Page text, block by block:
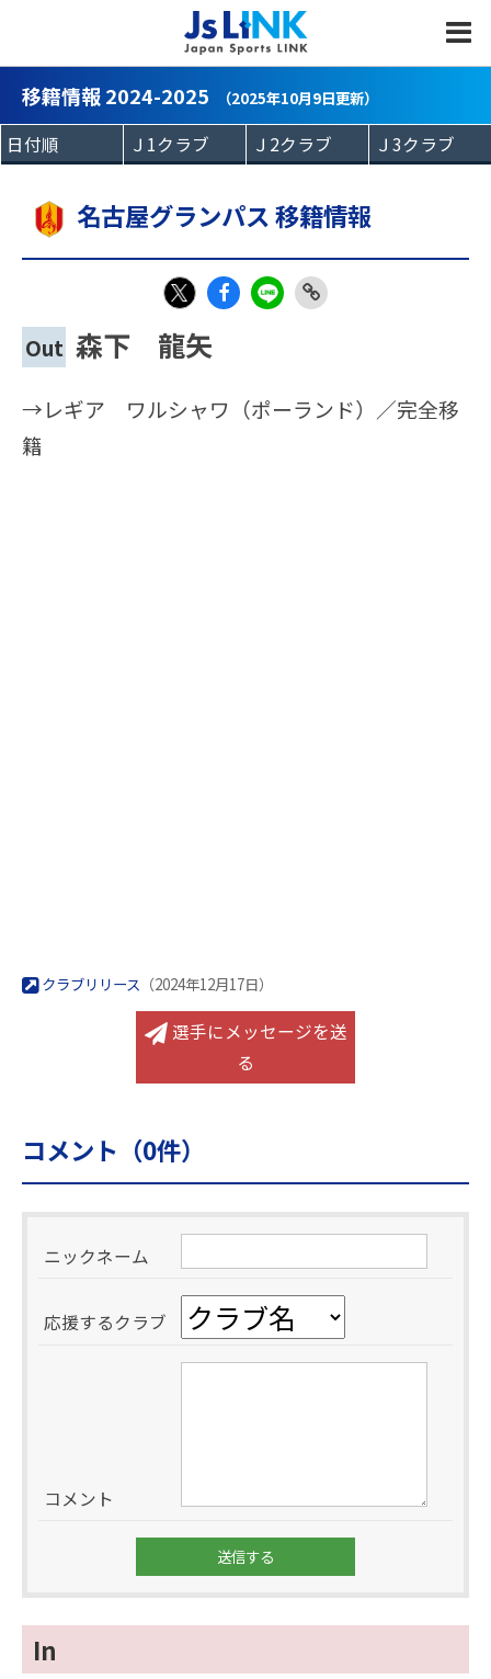
移籍情報 2024-2025 （2025年10月9日更新）
名古屋グランパス 移籍情報
X
eb
k
Out 森下 龍矢
→レギア ワルシャワ（ポーランド）／完全移
籍
クラブリリース （2024年12月17日）
選手にメッセージを送
る
コメント（0件）
ニックネーム
応援するクラブ
コメント
In